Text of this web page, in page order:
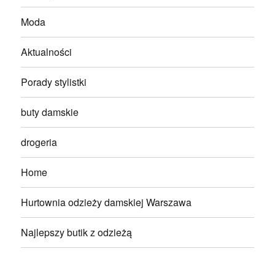
Moda
Aktualności
Porady stylistki
buty damskie
drogeria
Home
Hurtownia odzieży damskiej Warszawa
Najlepszy butik z odzieżą